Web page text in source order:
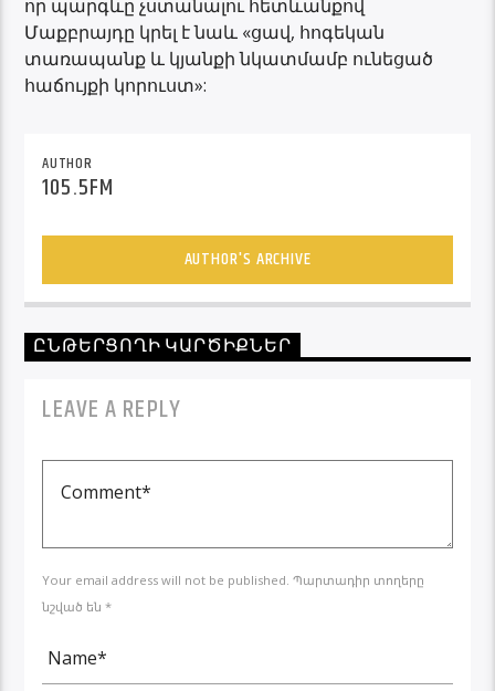
որ պարգևը չստանալու հետևանքով
Մաքբրայդը կրել է նաև «ցավ, հոգեկան
տառապանք և կյանքի նկատմամբ ունեցած
հաճույքի կորուստ»:
AUTHOR
105.5FM
AUTHOR'S ARCHIVE
ԸՆԹԵՐՑՈՂԻ ԿԱՐԾԻՔՆԵՐ
LEAVE A REPLY
Your email address will not be published. Պարտադիր տողերը
նշված են *